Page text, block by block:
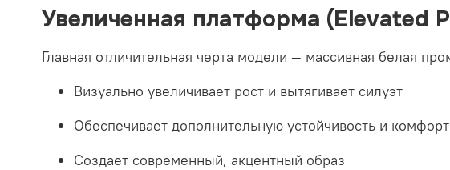
Увеличенная платформа (Elevated
Главная отличительная черта модели — массивная белая
Визуально увеличивает рост и вытягивает силуэт
Обеспечивает дополнительную устойчивость и комфорт
Создает современный, акцентный образ